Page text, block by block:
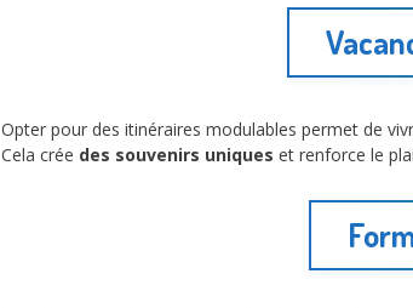
Opter pour des itinéraires modulables permet de
Cela crée des souvenirs uniques et renforce le